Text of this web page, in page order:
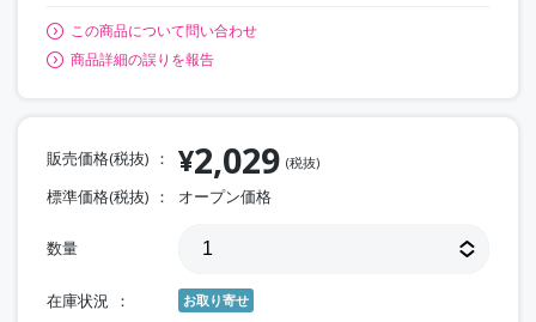
この商品について問い合わせ
商品詳細の誤りを報告
販売価格(税抜) ¥2,029 (税抜)
標準価格(税抜) オープン価格
数量
在庫状況 お取り寄せ